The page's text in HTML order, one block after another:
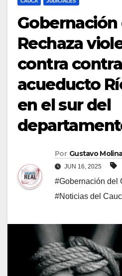
Gobernación
Rechaza
contra
acueducto
en el sur del
Por Gustavo
JUN 16, 2025
#Gobernación del
#Noticias del